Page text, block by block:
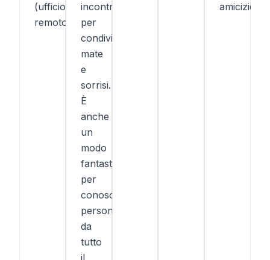
(ufficio
remoto).
incontrano
per
condividere
mate
e
sorrisi.
È
anche
un
modo
fantastico
per
conoscere
persone
da
tutto
il
amicizie!